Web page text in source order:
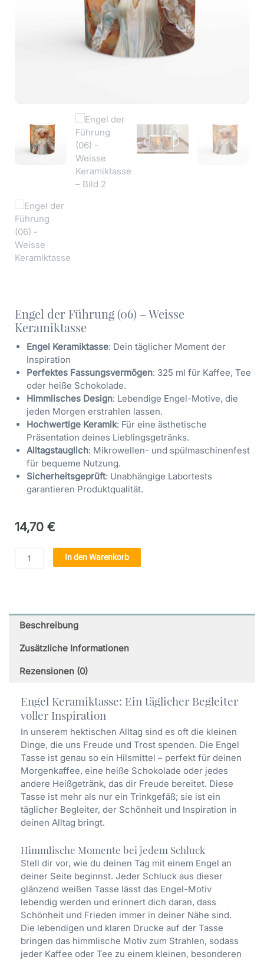
Engel der Führung (06) – Weisse
Keramiktasse
Engel Keramiktasse: Dein täglicher Moment der
Inspiration
Perfektes Fassungsvermögen: 325 ml für Kaffee, Tee
oder heiße Schokolade.
Himmlisches Design: Lebendige Engel-Motive, die
jeden Morgen erstrahlen lassen.
Hochwertige Keramik: Für eine ästhetische
Präsentation deines Lieblingsgetränks.
Alltagstauglich: Mikrowellen- und spülmaschinenfest
für bequeme Nutzung.
Sicherheitsgeprüft: Unabhängige Labortests
garantieren Produktqualität.
14,70 €
Engel
der
Weisse
Keramiktasse
Menge
In den Warenkorb
Beschreibung
Zusätzliche Informationen
Rezensionen (0)
Engel Keramiktasse: Ein täglicher Begleiter
voller Inspiration
In unserem hektischen Alltag sind es oft die kleinen
Dinge, die uns Freude und Trost spenden. Die Engel
Tasse ist genau so ein Hilsmittel – perfekt für deinen
Morgenkaffee, eine heiße Schokolade oder jedes
andere Heißgetränk, das dir Freude bereitet. Diese
Tasse ist mehr als nur ein Trinkgefäß; sie ist ein
täglicher Begleiter, der Schönheit und Inspiration in
deinen Alltag bringt.
Himmlische Momente bei jedem Schluck
Stell dir vor, wie du deinen Tag mit einem Engel an
deiner Seite beginnst. Jeder Schluck aus dieser
glänzend weißen Tasse lässt das Engel-Motiv
lebendig werden und erinnert dich daran, dass
Schönheit und Frieden immer in deiner Nähe sind.
Die lebendigen und klaren Drucke auf der Tasse
bringen das himmlische Motiv zum Strahlen, sodass
jeder Kaffee oder Tee zu einem kleinen, besonderen